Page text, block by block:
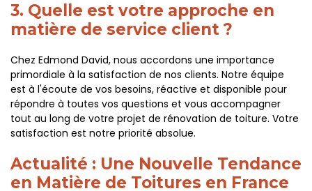
3. Quelle est votre approche en
matière de service client ?
Chez Edmond David, nous accordons une importance
primordiale à la satisfaction de nos clients. Notre équipe
est à l'écoute de vos besoins, réactive et disponible pour
répondre à toutes vos questions et vous accompagner
tout au long de votre projet de rénovation de toiture. Votre
satisfaction est notre priorité absolue.
Actualité : Une Nouvelle Tendance
en Matière de Toitures en France